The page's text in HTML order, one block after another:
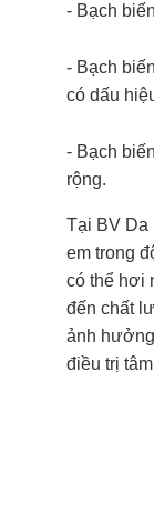
- Bạch
- Bạch
có dấu
- Bạch
rộng.
Tại BV Da
em trong
có thể hơi
đến chất
ảnh
điều trị